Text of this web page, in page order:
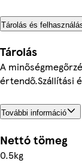
Tárolás és
Tárolás
A
értendő.Szállítási
További információ
Nettó tömeg
0.5kg